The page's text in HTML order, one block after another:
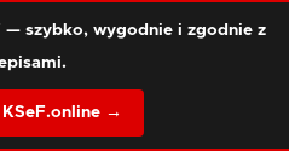
— szybko, wygodnie i zgodnie z
→